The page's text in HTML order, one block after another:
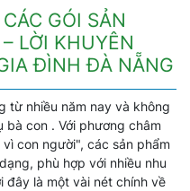
GÓI SẢN
LỜI KHUYÊN
ĐÌNH ĐÀ NẴNG
từ nhiều năm nay và không
con . Với phương châm
con người", các sản phẩm
phù hợp với nhiều nhu
đây là một vài nét chính về